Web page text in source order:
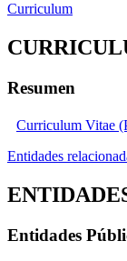
Curriculum
Resumen
Curriculum Vitae
Entidades
Entidades